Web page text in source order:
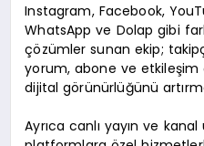
Instagram, Facebook,
WhatsApp ve Dolap gibi
çözümler sunan ekip;
yorum, abone ve etkileşim
dijital görünürlüğünü
Ayrıca canlı yayın ve